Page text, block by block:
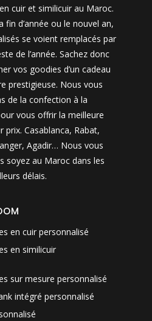
cuir et similicuir au Maroc.
fin d’année ou le nouvel an,
se voient remplacés par
de l’année. Sachez donc
vos goodies d’un cadeau
prestigieuse. Nous vous
de la confection à la
vous offrir la meilleure
prix. Casablanca, Rabat,
Agadir… Nous vous
soyez au Maroc dans les
délais.
en cuir personnalisé
en similicuir
sur mesure personnalisé
intégré personnalisé